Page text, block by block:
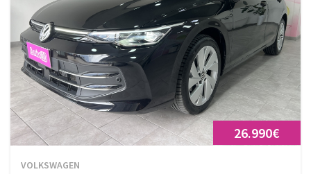
26.990€
VOLKSWAGEN